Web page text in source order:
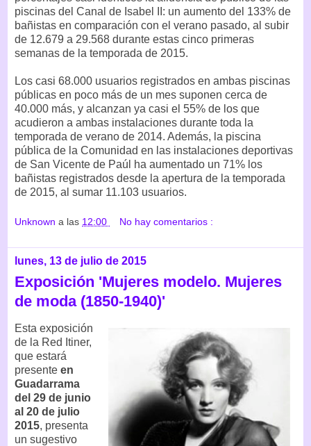
piscinas del Canal de Isabel II: un aumento del 133% de
bañistas en comparación con el verano pasado, al subir
de 12.679 a 29.568 durante estas cinco primeras
semanas de la temporada de 2015.
Los casi 68.000 usuarios registrados en ambas piscinas
públicas en poco más de un mes suponen cerca de
40.000 más, y alcanzan ya casi el 55% de los que
acudieron a ambas instalaciones durante toda la
temporada de verano de 2014. Además, la piscina
pública de la Comunidad en las instalaciones deportivas
de San Vicente de Paúl ha aumentado un 71% los
bañistas registrados desde la apertura de la temporada
de 2015, al sumar 11.103 usuarios.
Unknown a las 12:00 No hay comentarios :
lunes, 13 de julio de 2015
Exposición 'Mujeres modelo. Mujeres
de moda (1850-1940)'
Esta exposición
de la Red Itiner,
que estará
presente en
Guadarrama
del 29 de junio
al 20 de julio
2015, presenta
un sugestivo